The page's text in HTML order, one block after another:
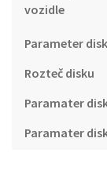
vozidle
Parameter
Rozteč disku
Paramater
Paramater